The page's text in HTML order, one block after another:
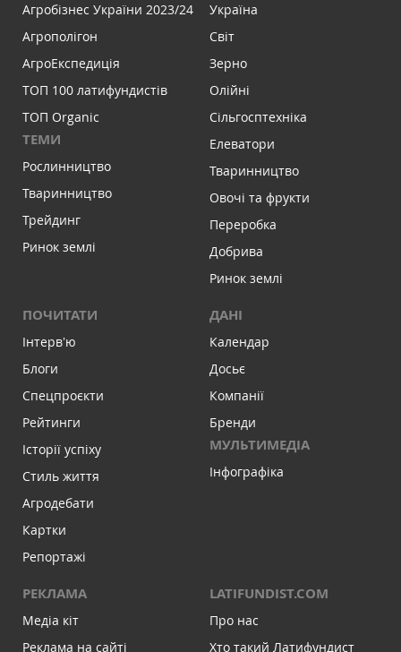
Агробізнес України 2023/24
Агрополігон
АгроЕкспедиція
ТОП 100 латифундистів
ТОП Organic
ТЕМИ
Рослинництво
Тваринництво
Трейдинг
Ринок землі
Україна
Світ
Зерно
Олійні
Сільгосптехніка
Елеватори
Тваринництво
Овочі та фрукти
Переробка
Добрива
Ринок землі
ПОЧИТАТИ
Інтервʼю
Блоги
Спецпроєкти
Рейтинги
Історії успіху
Стиль життя
Агродебати
Картки
Репортажі
ДАНІ
Календар
Досьє
Компанії
Бренди
МУЛЬТИМЕДІА
Інфографіка
РЕКЛАМА
Медіа кіт
Реклама на сайті
LATIFUNDIST.COM
Про нас
Хто такий Латифундист